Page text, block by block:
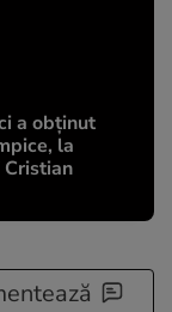
a obţinut
la